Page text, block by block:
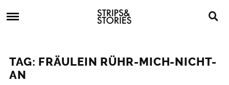
to
Strips
&
Stories
Comics,
Bücher
TAG: FRÄULEIN RÜHR-MICH-NICHT-
AN